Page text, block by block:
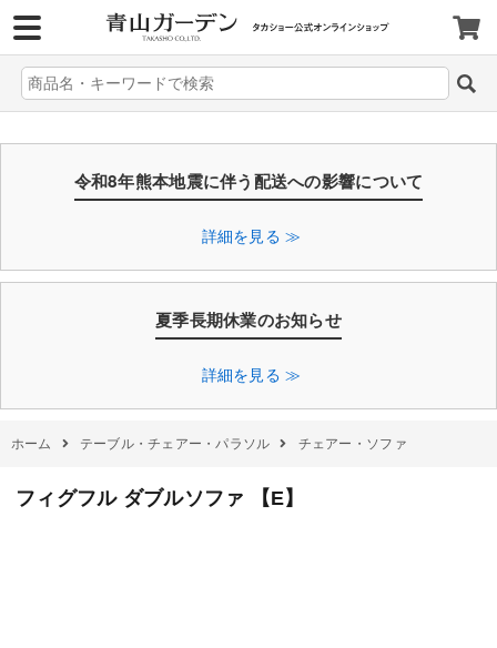
令和8年熊本地震に伴う配送への影響について
詳細を見る ≫
夏季長期休業のお知らせ
詳細を見る ≫
ホーム テーブル・チェアー・パラソル チェアー・ソファ
フィグフル ダブルソファ 【E】